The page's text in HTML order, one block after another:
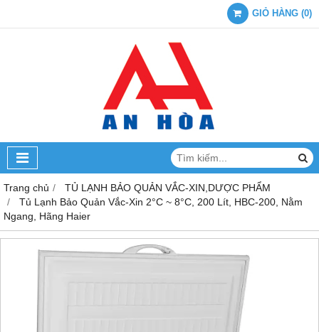
GIỎ HÀNG (0)
Trang chủ
TỦ LẠNH BẢO QUẢN VẮC-XIN,DƯỢC PHẨM
Tủ Lạnh Bảo Quản Vắc-Xin 2°C ~ 8°C, 200 Lít, HBC-200, Nằm
Ngang, Hãng Haier